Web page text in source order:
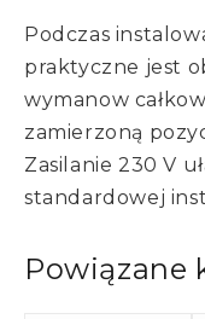
Podczas
praktyczne jest
wymanow
zamierzoną
Zasilanie 230 V
standardowej
Powiązane